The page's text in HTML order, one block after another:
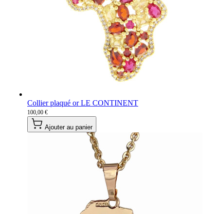
Collier plaqué or LE CONTINENT
100,00 €
Ajouter au panier